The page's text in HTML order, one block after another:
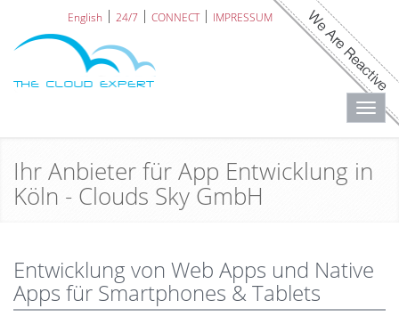
English 24/7 CONNECT IMPRESSUM
Ihr Anbieter für App Entwicklung in
Köln - Clouds Sky GmbH
Entwicklung von Web Apps und Native
Apps für Smartphones & Tablets